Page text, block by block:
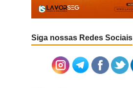
Siga nossas Redes Sociais